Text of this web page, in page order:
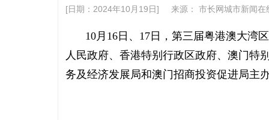
[日期：2024年10月19日] 来源： 市长网城市新闻在
10月16日、17日，第三届粤港澳大湾
人民政府、香港特别行政区政府、澳门特
务及经济发展局和澳门招商投资促进局主